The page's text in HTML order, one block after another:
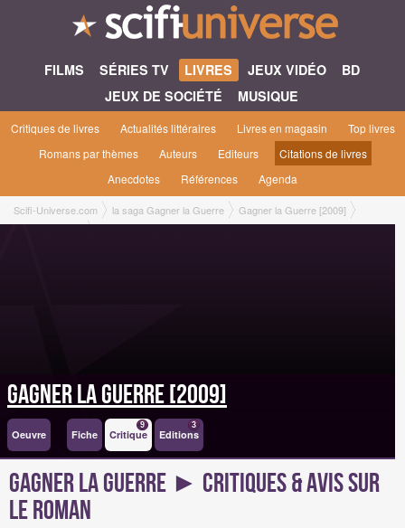
FILMS SÉRIES TV LIVRES JEUX VIDÉO
BD
JEUX DE SOCIÉTÉ
MUSIQUE
Critiques de livres Actualités littéraires Livres en magasin
Top livres
Romans par thèmes
Auteurs Editeurs
Citations de livres
Anecdotes
Références Agenda
Scifi-Universe.com la saga Gagner la Guerre
Gagner la Guerre [2009]
Critiques & Avis
Gagner la Guerre [2009]
Oeuvre Fiche Critique
9
Editions
3
Gagner la Guerre ► Critiques & avis sur
le roman